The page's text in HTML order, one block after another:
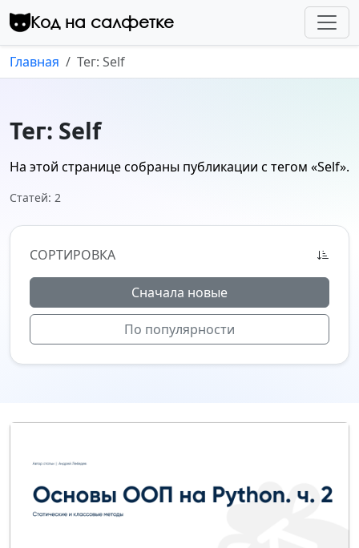
Перейти к контенту
Код на салфетке
Главная Тег: Self
Тег: Self
На этой странице собраны публикации с тегом «Self».
Статей: 2
СОРТИРОВКА
Сначала новые
По популярности